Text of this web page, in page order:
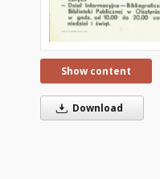
Show content
Download